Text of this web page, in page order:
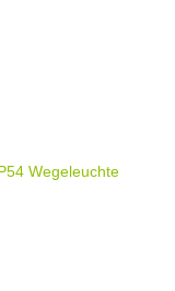
Wegeleuchte